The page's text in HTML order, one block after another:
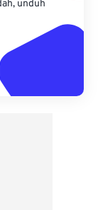
unduh